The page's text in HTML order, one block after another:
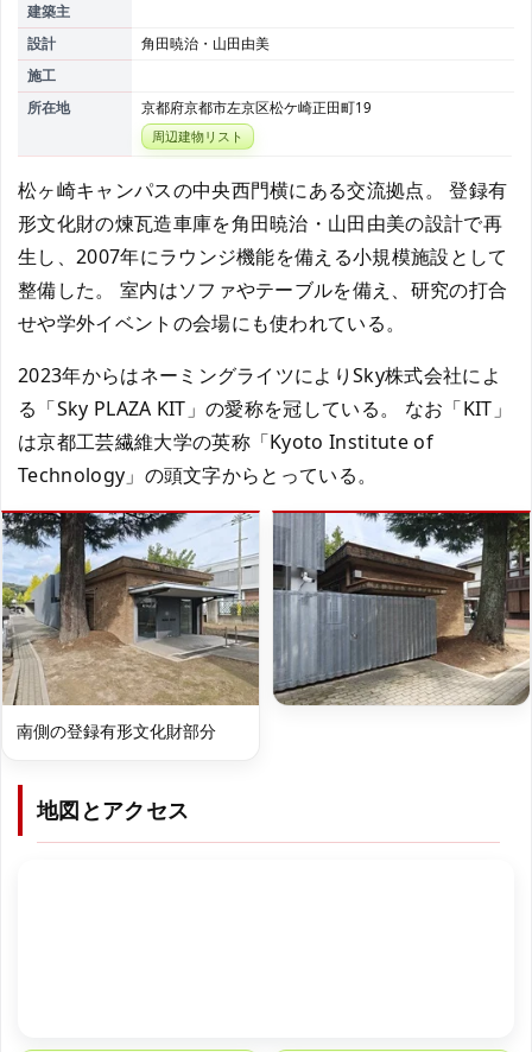
建築主
設計
角田暁治・山田由美
施工
所在地
京都府京都市左京区松ケ崎正田町19
周辺建物リスト
松ヶ崎キャンパスの中央西門横にある交流拠点。 登録有
形文化財の煉瓦造車庫を角田暁治・山田由美の設計で再
生し、2007年にラウンジ機能を備える小規模施設として
整備した。 室内はソファやテーブルを備え、研究の打合
せや学外イベントの会場にも使われている。
2023年からはネーミングライツによりSky株式会社によ
る「Sky PLAZA KIT」の愛称を冠している。 なお「KIT」
は京都工芸繊維大学の英称「Kyoto Institute of
Technology」の頭文字からとっている。
南側の登録有形文化財部分
地図とアクセス